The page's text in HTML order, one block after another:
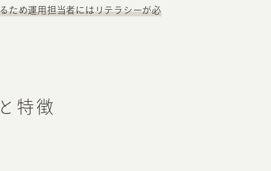
ため運用担当者にはリテラシーが必
特徴